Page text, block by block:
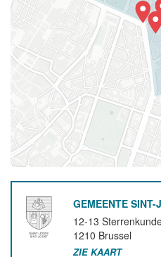
GEMEENTE SINT-
12-13
1210 Brussel
ZIE KAART